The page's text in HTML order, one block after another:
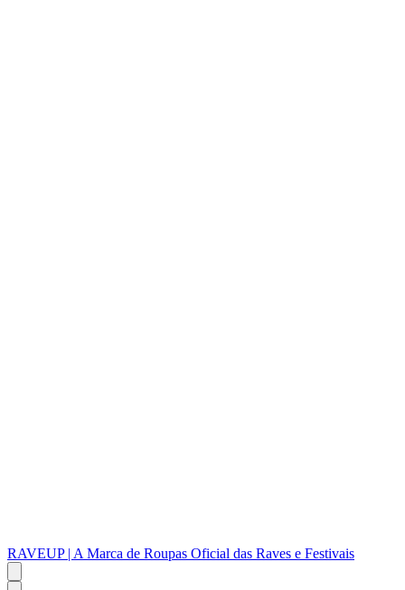
RAVEUP | A Marca de Roupas Oficial das Raves e Festivais